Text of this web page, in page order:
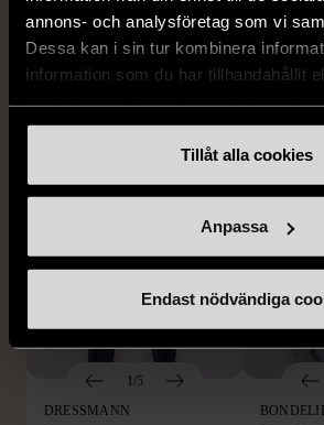
annons- och analysföretag som vi
Dessa kan i sin tur kombinera
information som du har tillhandahållit
Tillåt alla cookies
Anpassa
Endast nödvändiga
By TeeShoppen 2-delar
mörkblå kostym
XXL (54) Nytt skick
399 kr
Hilditch
med
Mycket
399 kr
1/5
DRESSMANN